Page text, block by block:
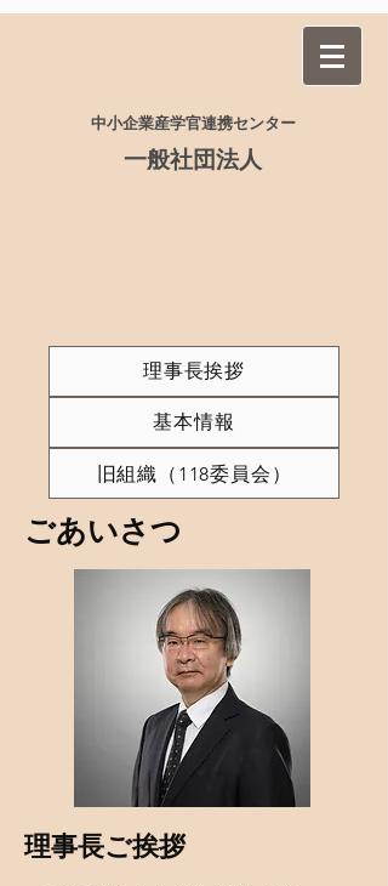
​中小企業産学官連携センター​
一般社団法人
理事長挨拶
基本情報
旧組織（118委員会）
​ごあいさつ
理事長ご挨拶